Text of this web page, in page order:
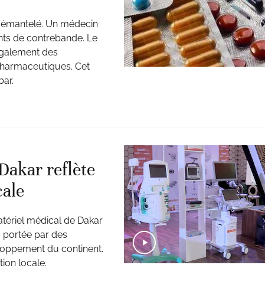
Un médecin
de contrebande. Le
des
Cet
reflète
médical de Dakar
portée par des
du continent.
locale.